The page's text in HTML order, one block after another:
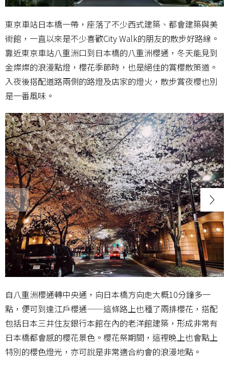
東京車站日本橋一帶，座落了不少西式建築、都會建築與美
術館，一直以來是不少喜歡City Walk的朋友的散步好路線。
靠近東京車站八重洲口到日本橋的八重洲櫻通，冬天能見到
金燦燦的浪漫點燈，櫻花季節時，也是絕佳的賞櫻散策道。
入夜後搭配道路兩側的路燈及店家的燈火，散步賞夜櫻也別
是一番風味。
自八重洲櫻通轉中央通，向日本橋方向走大概10分鐘多一
點，便可到達江戶櫻通——這條路上也種了兩排櫻花，搭配
包括日本三井住友銀行本館在內的老洋館建築，形成非常有
日本橋都會感的櫻花景色。櫻花祭期間，這裡晚上也會點上
特別的櫻色燈光，亦可說是非常適合約會的浪漫地點。